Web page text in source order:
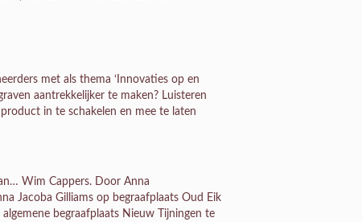
met als thema ‘Innovaties op en
aantrekkelijker te maken? Luisteren
in te schakelen en mee te laten
Wim Cappers. Door Anna
Jacoba Gilliams op begraafplaats Oud Eik
begraafplaats Nieuw Tijningen te